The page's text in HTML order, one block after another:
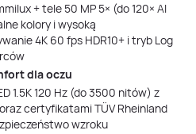
+ tele 50 MP 5× (do 120× AI
kolory i wysoką
4K 60 fps HDR10+ i tryb Log
dla oczu
1.5K 120 Hz (do 3500 nitów) z
certyfikatami TÜV Rheinland
wzroku